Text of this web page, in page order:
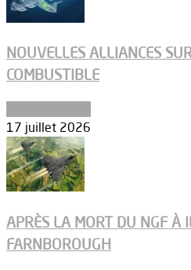
NOUVELLES ALLIANCES
COMBUSTIBLE
17 juillet 2026
APRÈS LA MORT DU NGF À
FARNBOROUGH